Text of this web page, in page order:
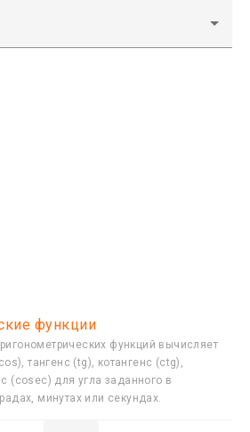
функции
функций вычисляет
тангенс (tg), котангенс (ctg),
(cosec) для угла заданного в
минутах или секундах.